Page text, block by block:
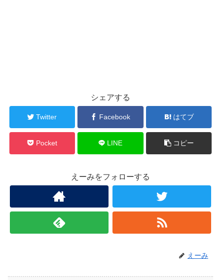
シェアする
Twitter Facebook はてブ
Pocket LINE コピー
えーみをフォローする
えーみ